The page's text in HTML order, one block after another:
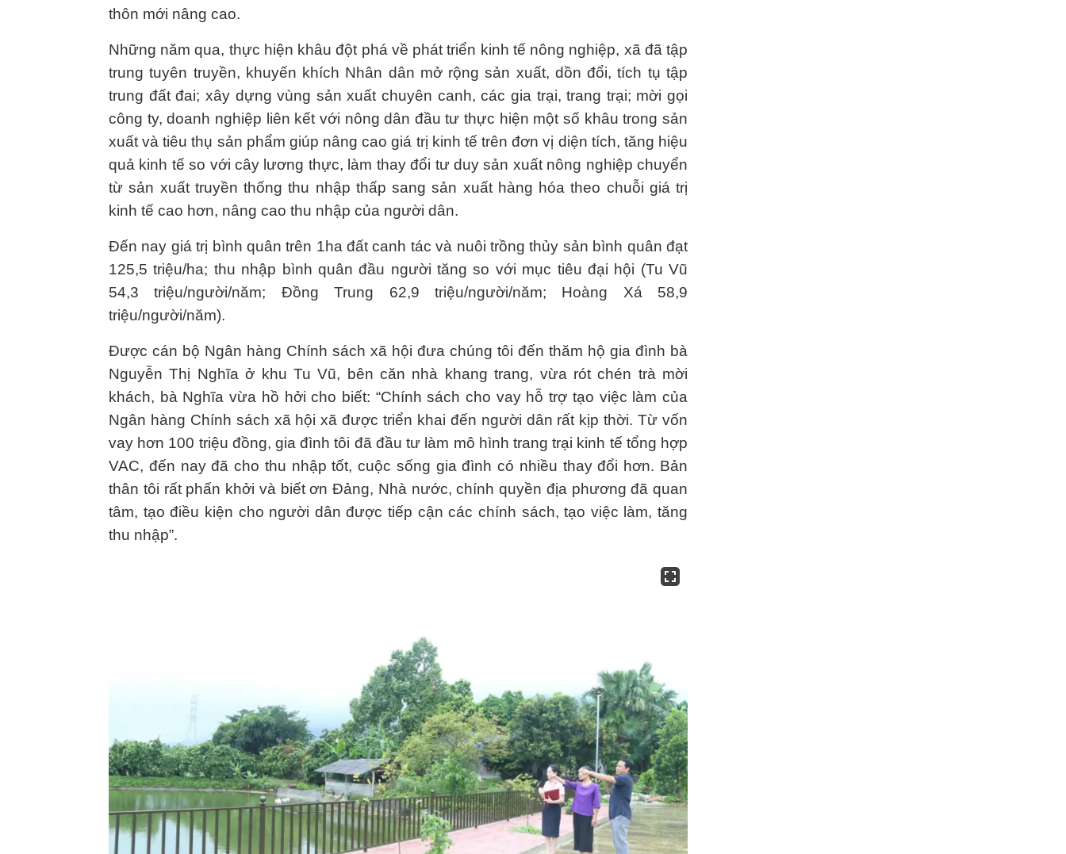
thôn mới nâng cao.
Những năm qua, thực hiện khâu đột phá về phát triển kinh tế nông nghiệp, xã đã tập
trung tuyên truyền, khuyến khích Nhân dân mở rộng sản xuất, dồn đổi, tích tụ tập
trung đất đai; xây dựng vùng sản xuất chuyên canh, các gia trại, trang trại; mời gọi
công ty, doanh nghiệp liên kết với nông dân đầu tư thực hiện một số khâu trong sản
xuất và tiêu thụ sản phẩm giúp nâng cao giá trị kinh tế trên đơn vị diện tích, tăng hiệu
quả kinh tế so với cây lương thực, làm thay đổi tư duy sản xuất nông nghiệp chuyển
từ sản xuất truyền thống thu nhập thấp sang sản xuất hàng hóa theo chuỗi giá trị
kinh tế cao hơn, nâng cao thu nhập của người dân.
Đến nay giá trị bình quân trên 1ha đất canh tác và nuôi trồng thủy sản bình quân đạt
125,5 triệu/ha; thu nhập bình quân đầu người tăng so với mục tiêu đại hội (Tu Vũ
54,3 triệu/người/năm; Đồng Trung 62,9 triệu/người/năm; Hoàng Xá 58,9
triệu/người/năm).
Được cán bộ Ngân hàng Chính sách xã hội đưa chúng tôi đến thăm hộ gia đình bà
Nguyễn Thị Nghĩa ở khu Tu Vũ, bên căn nhà khang trang, vừa rót chén trà mời
khách, bà Nghĩa vừa hồ hởi cho biết: “Chính sách cho vay hỗ trợ tạo việc làm của
Ngân hàng Chính sách xã hội xã được triển khai đến người dân rất kịp thời. Từ vốn
vay hơn 100 triệu đồng, gia đình tôi đã đầu tư làm mô hình trang trại kinh tế tổng hợp
VAC, đến nay đã cho thu nhập tốt, cuộc sống gia đình có nhiều thay đổi hơn. Bản
thân tôi rất phấn khởi và biết ơn Đảng, Nhà nước, chính quyền địa phương đã quan
tâm, tạo điều kiện cho người dân được tiếp cận các chính sách, tạo việc làm, tăng
thu nhập”.